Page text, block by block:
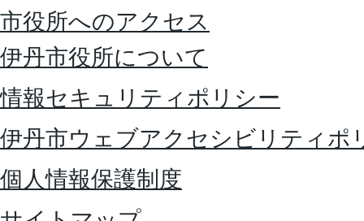
市役所へのアクセス
伊丹市役所について
情報セキュリティポリシー
伊丹市ウェブアクセシビリティポ
個人情報保護制度